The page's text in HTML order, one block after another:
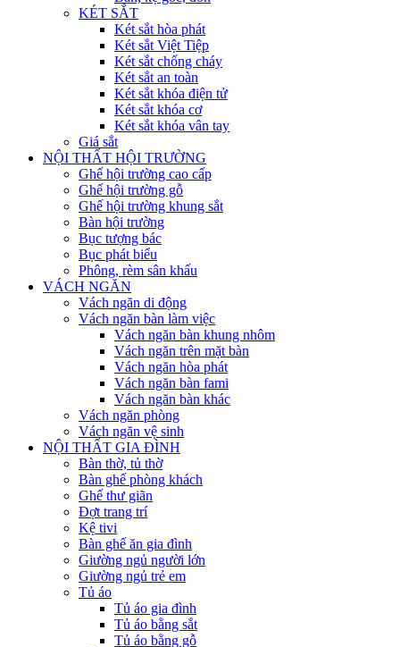
KÉT SẮT
Két sắt hòa phát
Két sắt Việt Tiệp
Két sắt chống cháy
Két sắt an toàn
Két sắt khóa điện tử
Két sắt khóa cơ
Két sắt khóa vân tay
Giá sắt
NỘI THẤT HỘI TRƯỜNG
Ghế hội trường cao cấp
Ghế hội trường gỗ
Ghế hội trường khung sắt
Bàn hội trường
Bục tượng bác
Bục phát biểu
Phông, rèm sân khấu
VÁCH NGĂN
Vách ngăn di động
Vách ngăn bàn làm việc
Vách ngăn bàn khung nhôm
Vách ngăn trên mặt bàn
Vách ngăn hòa phát
Vách ngăn bàn fami
Vách ngăn bàn khác
Vách ngăn phòng
Vách ngăn vệ sinh
NỘI THẤT GIA ĐÌNH
Bàn thờ, tủ thờ
Bàn ghế phòng khách
Ghế thư giãn
Đợt trang trí
Kệ tivi
Bàn ghế ăn gia đình
Giường ngủ người lớn
Giường ngủ trẻ em
Tủ áo
Tủ áo gia đình
Tủ áo bằng sắt
Tủ áo bằng gỗ